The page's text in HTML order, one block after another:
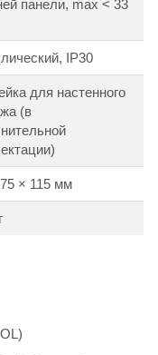
панели, max < 33
IP30
для настенного
(в
× 115 мм